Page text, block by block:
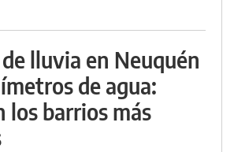
lluvia en Neuquén
de agua:
los barrios más